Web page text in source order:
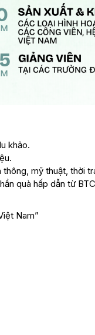
khảo.
mỹ thuật, thời
quà hấp dẫn từ
Nam”